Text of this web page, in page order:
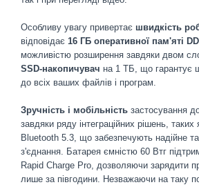
Особливу увагу привертає швидкість
відповідає 16 ГБ оперативної пам'яті
можливістю розширення завдяки двом
SSD-накопичувач на 1 ТБ, що гарантує
до всіх ваших файлів і програм.
Зручність і мобільність застосування
завдяки ряду інтеграційних рішень,
Bluetooth 5.3, що забезпечують надійне
з'єднання. Батарея ємністю 60 Втг
Rapid Charge Pro, дозволяючи зарядити
лише за півгодини. Незважаючи на таку